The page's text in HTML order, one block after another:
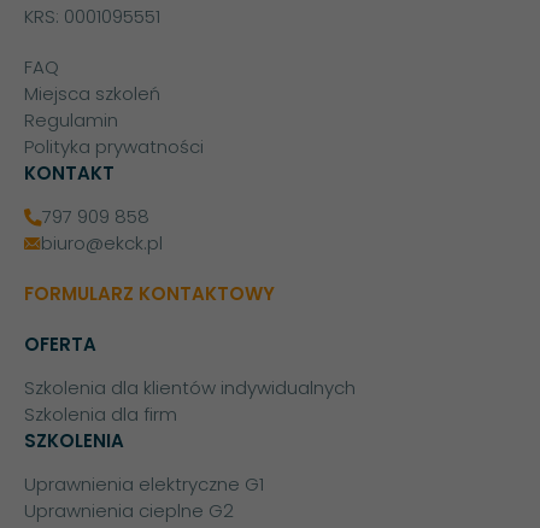
KRS: 0001095551
FAQ
Miejsca szkoleń
Regulamin
Polityka prywatności
KONTAKT
797 909 858
biuro@ekck.pl
FORMULARZ KONTAKTOWY
OFERTA
Szkolenia dla klientów indywidualnych
Szkolenia dla firm
SZKOLENIA
Uprawnienia elektryczne G1
Uprawnienia cieplne G2